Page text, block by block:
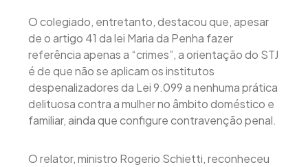
O colegiado, entretanto, destacou que, apesar
de o artigo 41 da lei Maria da Penha fazer
referência apenas a “crimes”, a orientação do STJ
é de que não se aplicam os institutos
despenalizadores da Lei 9.099 a nenhuma prática
delituosa contra a mulher no âmbito doméstico e
familiar, ainda que configure contravenção penal.
O relator, ministro Rogerio Schietti, reconheceu